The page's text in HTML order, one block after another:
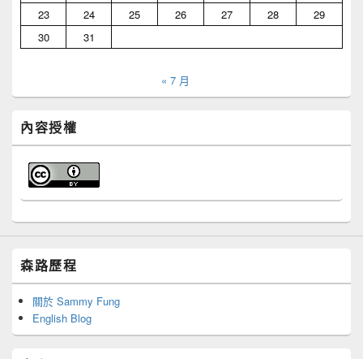
23
24 25 26 27 28
29
30
31
« 7 月
內容授權
森路歷程
關於 Sammy Fung
English Blog